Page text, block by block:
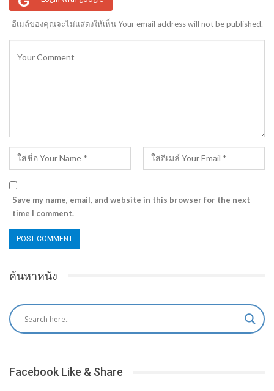
อีเมล์ของคุณจะไม่แสดงให้เห็น Your email address will not be published.
Save my name, email, and website in this browser for the next
time I comment.
ค้นหาหนัง
Facebook Like & Share